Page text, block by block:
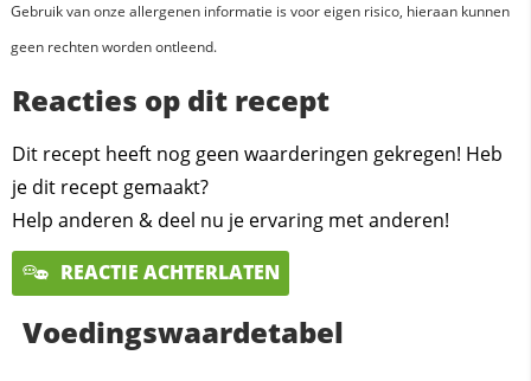
Gebruik van onze allergenen informatie is voor eigen risico, hieraan kunnen
geen rechten worden ontleend.
Reacties op dit recept
Dit recept heeft nog geen waarderingen gekregen! Heb
je dit recept gemaakt?
Help anderen & deel nu je ervaring met anderen!
REACTIE ACHTERLATEN
Voedingswaardetabel